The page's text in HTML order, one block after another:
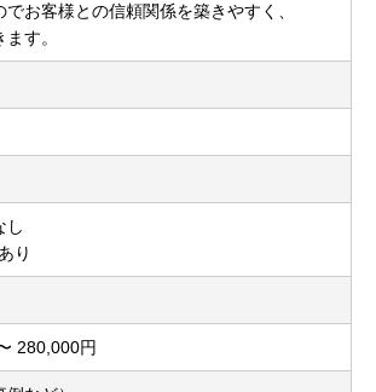
お客様との信頼関係を築きやすく、
す。
し
り
280,000円